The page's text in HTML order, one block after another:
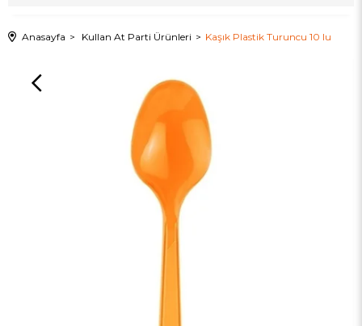
Anasayfa Kullan At Parti Ürünleri Kaşık Plastik Turuncu 10 lu